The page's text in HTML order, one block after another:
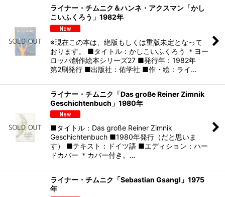
ライナー・チムニク＆ハンネ・アクスマン「かし
こいふくろう」1982年
※現在この本は、絶版もしくは重版未定となって
おります。 ■タイトル：かしこいふくろう ＊ヨー
ロッパ創作絵本シリーズ27 ■発行年：1982年
第2刷発行 ■出版社：佑学社 ■作・絵：ライ…
ライナー・チムニク「Das große Reiner Zimnik
Geschichtenbuch」1980年
■タイトル：Das große Reiner Zimnik
Geschichtenbuch ■1980年発行（だと思いま
す） ■テキスト：ドイツ語 ■エディション：ハー
ドカバー ＊カバー付き。…
ライナー・チムニク「Sebastian Gsangl」1975
年